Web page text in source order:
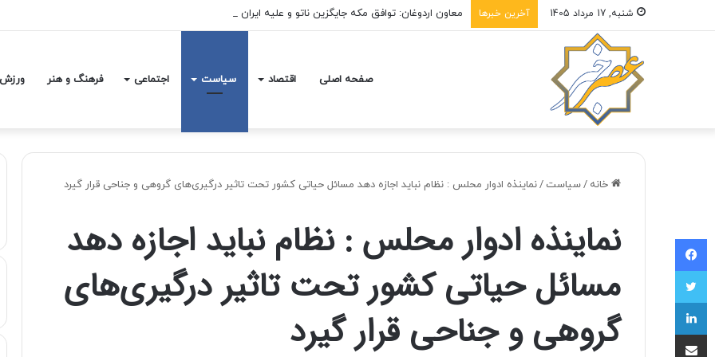
شنبه, 17 مرداد 1405 آخرین خبرها معاون اردوغان: توافق مکه جایگزین ناتو و علیه ایران نیست
صفحه اصلی اقتصاد سیاست اجتماعی فرهنگ و هنر ورزش
خانه /سیاست /نماینذه ادوار محلس : نظام نباید اجازه دهد مسائل حیاتی کشور تحت تاثیر درگیری‌های گروهی و جناحی قرار گیرد
نماینذه ادوار محلس : نظام نباید اجازه دهد
مسائل حیاتی کشور تحت تاثیر درگیری‌های
گروهی و جناحی قرار گیرد